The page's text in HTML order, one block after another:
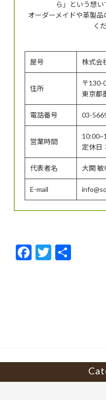
ら」という想い
オーダーメイドや革製
く
屋号 株式会
住所
〒130-
東京都
電話番号 03-
営業時間
定休日
代表者名 大関 敏
E-mail
F
T